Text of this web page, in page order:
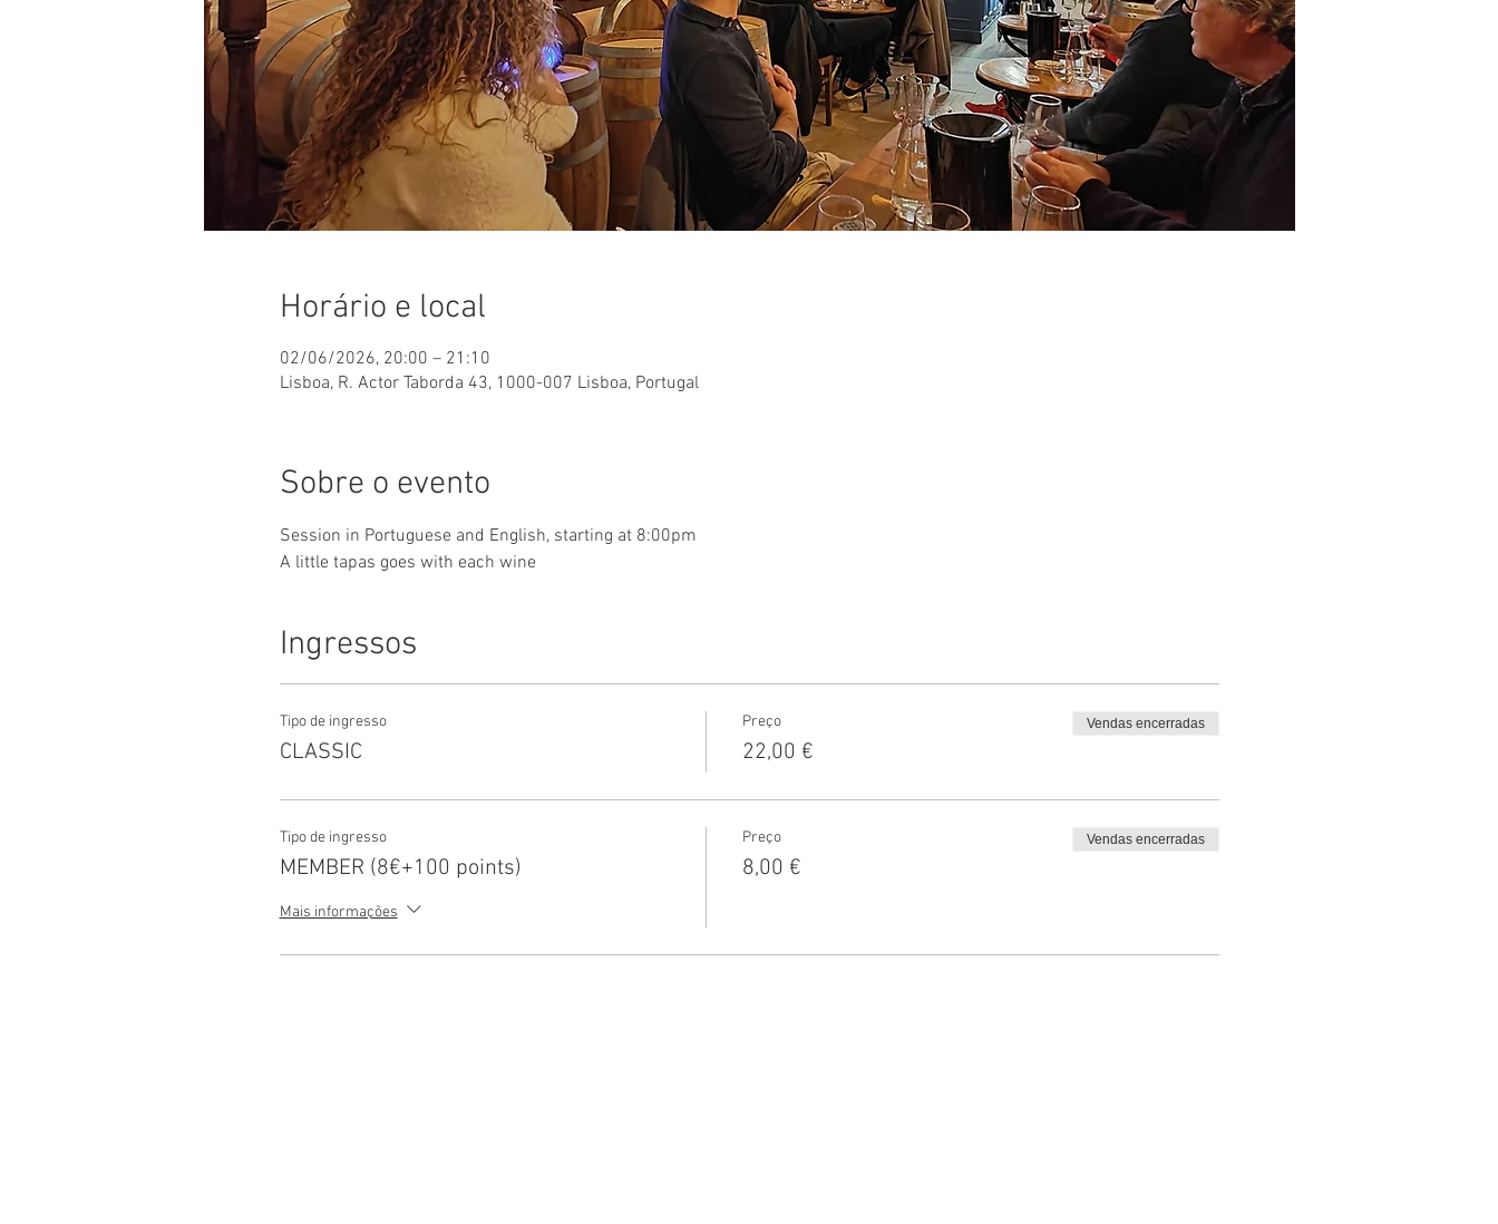
Horário e local
02/06/2026, 20:00 – 21:10
Lisboa, R. Actor Taborda 43, 1000-007 Lisboa, Portugal
Sobre o evento
Session in Portuguese and English, starting at 8:00pm
A little tapas goes with each wine
Ingressos
Tipo de ingresso
CLASSIC
Preço
22,00 €
Vendas encerradas
Tipo de ingresso
MEMBER (8€+100 points)
Mais informações
Preço
8,00 €
Vendas encerradas